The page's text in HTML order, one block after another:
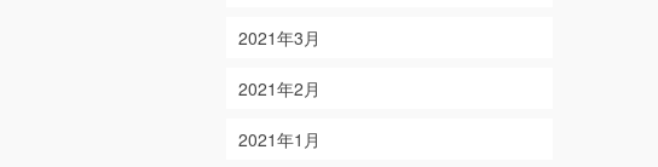
2021年3月
2021年2月
2021年1月